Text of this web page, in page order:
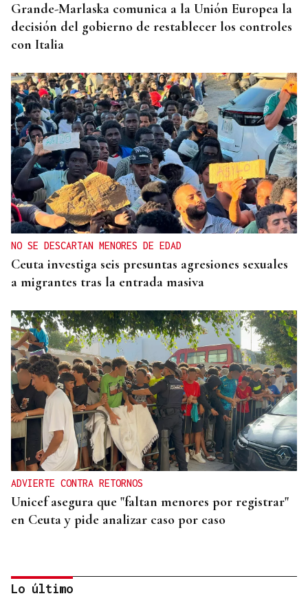
Grande-Marlaska comunica a la Unión Europea la
decisión del gobierno de restablecer los controles
con Italia
NO SE DESCARTAN MENORES DE EDAD
Ceuta investiga seis presuntas agresiones sexuales
a migrantes tras la entrada masiva
ADVIERTE CONTRA RETORNOS
Unicef asegura que "faltan menores por registrar"
en Ceuta y pide analizar caso por caso
Lo último